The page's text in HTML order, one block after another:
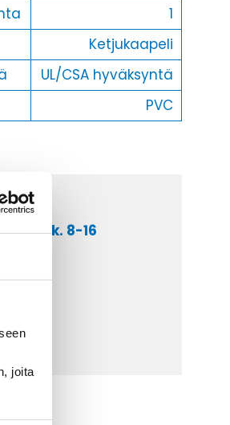
joita
1
Ketjukaapeli
UL/CSA hyväksyntä
PVC
ark. 8-16